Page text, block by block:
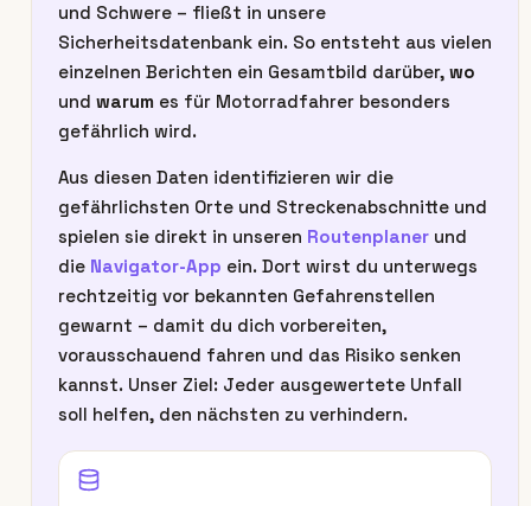
und Schwere – fließt in unsere
Sicherheitsdatenbank ein. So entsteht aus vielen
einzelnen Berichten ein Gesamtbild darüber, wo
und warum es für Motorradfahrer besonders
gefährlich wird.
Aus diesen Daten identifizieren wir die
gefährlichsten Orte und Streckenabschnitte und
spielen sie direkt in unseren Routenplaner und
die Navigator-App ein. Dort wirst du unterwegs
rechtzeitig vor bekannten Gefahrenstellen
gewarnt – damit du dich vorbereiten,
vorausschauend fahren und das Risiko senken
kannst. Unser Ziel: Jeder ausgewertete Unfall
soll helfen, den nächsten zu verhindern.